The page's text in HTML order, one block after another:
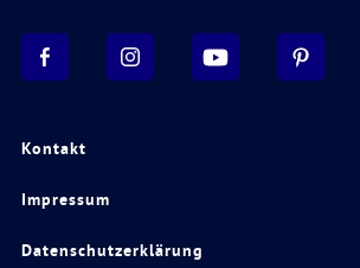
Kontakt
Impressum
Datenschutzerklärung